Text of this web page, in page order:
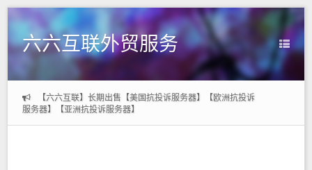
六六互联外贸服务
【六六互联】长期出售【美国抗投诉服务器】【欧洲抗投诉
服务器】【亚洲抗投诉服务器】